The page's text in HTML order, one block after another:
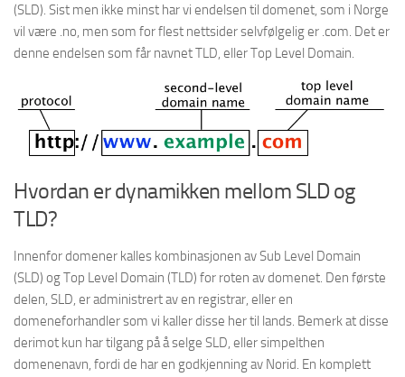
(SLD). Sist men ikke minst har vi endelsen til domenet, som i Norge
vil være .no, men som for flest nettsider selvfølgelig er .com. Det er
denne endelsen som får navnet TLD, eller Top Level Domain.
Hvordan er dynamikken mellom SLD og
TLD?
Innenfor domener kalles kombinasjonen av Sub Level Domain
(SLD) og Top Level Domain (TLD) for roten av domenet. Den første
delen, SLD, er administrert av en registrar, eller en
domeneforhandler som vi kaller disse her til lands. Bemerk at disse
derimot kun har tilgang på å selge SLD, eller simpelthen
domenenavn, fordi de har en godkjenning av Norid. En komplett